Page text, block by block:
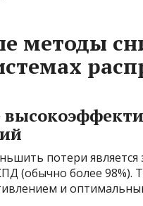
методы
потери
(обычно более 98%).
и